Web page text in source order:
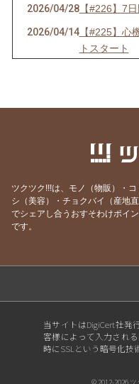
2026/04/28【#226】7
2026/04/14【#225】心
トスタート
2026/03/05【#223】ホ
2026年ホワ
2026/02/04【#220】バ
2026/01/25 【#219】バ
2026/01/06【#217】謹
会で当たる
2025/12/25【#215】メ
ツクツク!!!は、モノ（物販）・
シ（美容）・チョクバイ（産地
でシェアし合うおすそわけポイ
です。
当サイトはDigiCert社発
客様によって入力され
時にSSLという暗号化技
© 2012-2026